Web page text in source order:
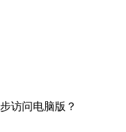
访问电脑版？